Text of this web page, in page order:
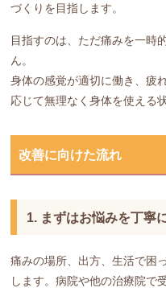
づくりを目指します。
目指すのは、ただ痛みを一時
ん。
身体の感覚が適切に働き、疲
応じて無理なく身体を使える
改善に向けた流れ
1. まずはお悩みを丁寧
痛みの場所、出方、生活で困
します。病院や他の治療院で